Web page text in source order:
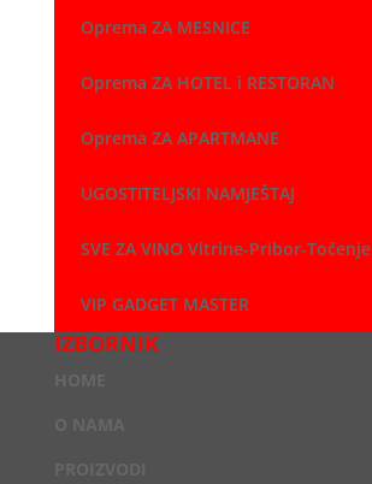
Oprema ZA MESNICE
Oprema ZA HOTEL i RESTORAN
Oprema ZA APARTMANE
UGOSTITELJSKI NAMJEŠTAJ
SVE ZA VINO Vitrine-Pribor-Točenje
VIP GADGET MASTER
IZBORNIK